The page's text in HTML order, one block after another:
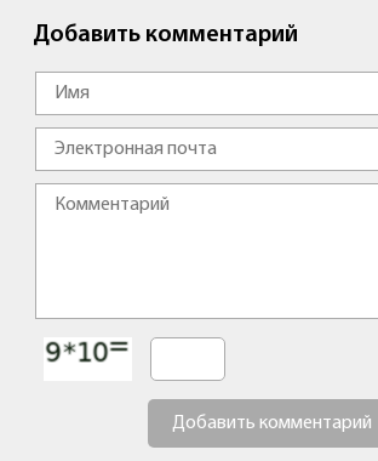
Добавить комментарий
Добавить комментарий